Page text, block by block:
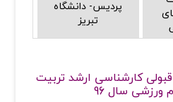
پردیس- دانشگاه
تبریز
کارشناسی ارشد تربیت
ورزشی سال 96